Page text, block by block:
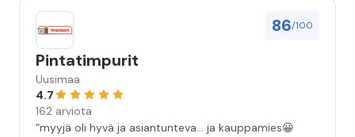
86/100
Pintatimpurit
Uusimaa
4.7
162 arviota
“myyjä oli hyvä ja asiantunteva... ja kauppamies😀